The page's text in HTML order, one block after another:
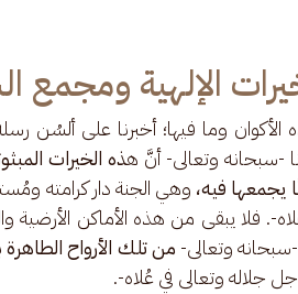
الإلهية ومجمع
الأكوان وما فيها؛ أخبرنا على ألسُن
-سبحانه وتعالى- أنَّ هذه الخيرات
يجمعها فيه، وهي الجنة دار كرامته
. فلا يبقى من هذه الأماكن الأرضية
وتعالى- من تلك الأرواح
جلاله وتعالى في عُلاه-.